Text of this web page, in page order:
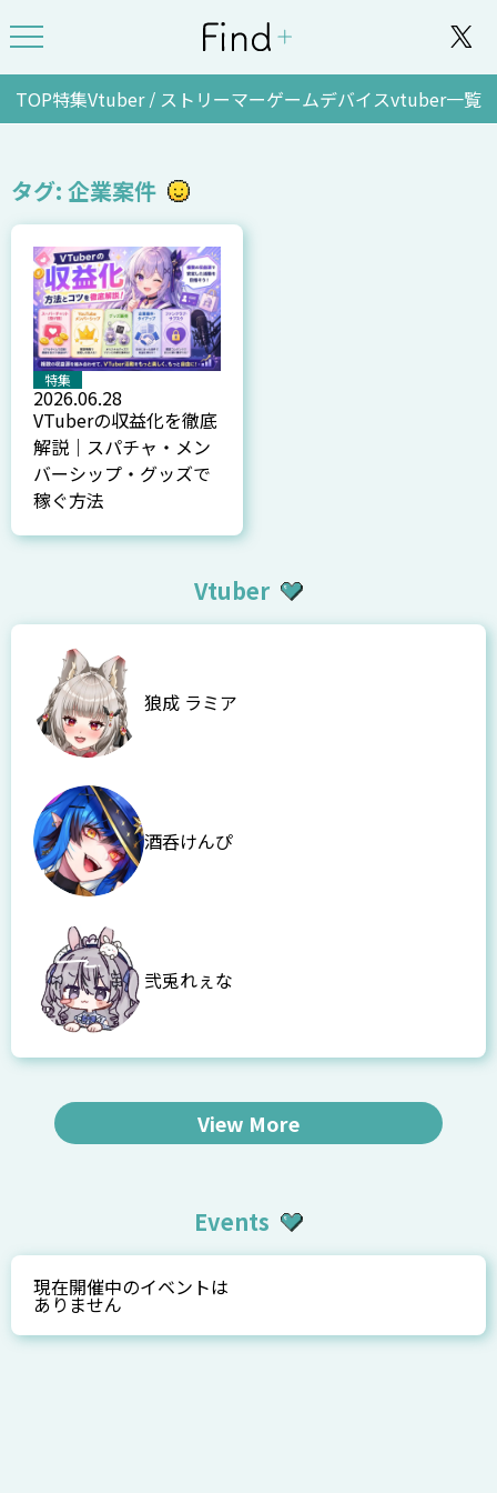
TOP特集Vtuber / ストリーマーゲームデバイスvtuber一覧
タグ: 企業案件
特集
2026.06.28
VTuberの収益化を徹底
解説｜スパチャ・メン
バーシップ・グッズで
稼ぐ方法
Vtuber
狼成 ラミア
酒呑けんぴ
弐兎れぇな
View More
Events
現在開催中のイベントは
ありません